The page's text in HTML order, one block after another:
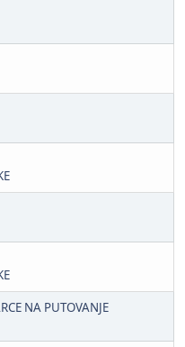
NA PUTOVANJE